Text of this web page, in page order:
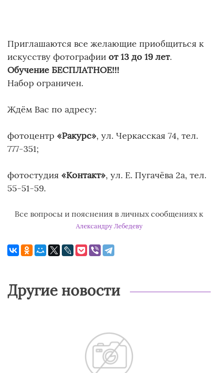
Приглашаются все желающие приобщиться к
искусству фотографии от 13 до 19 лет.
Обучение БЕСПЛАТНОЕ!!!
Набор ограничен.
Ждём Вас по адресу:
фотоцентр «Ракурс», ул. Черкасская 74, тел.
777-351;
фотостудия «Контакт», ул. Е. Пугачёва 2а, тел.
55-51-59.
Все вопросы и пояснения в личных сообщениях к
Александру Лебедеву
Другие новости